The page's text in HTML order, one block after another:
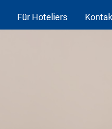
Für Hoteliers